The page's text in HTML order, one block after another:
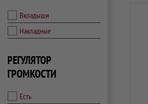
Вкладыши
Накладные
РЕГУЛЯТОР
ГРОМКОСТИ
Есть